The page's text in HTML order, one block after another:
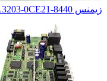
زیمنس 6SL3203-0CE21-8440